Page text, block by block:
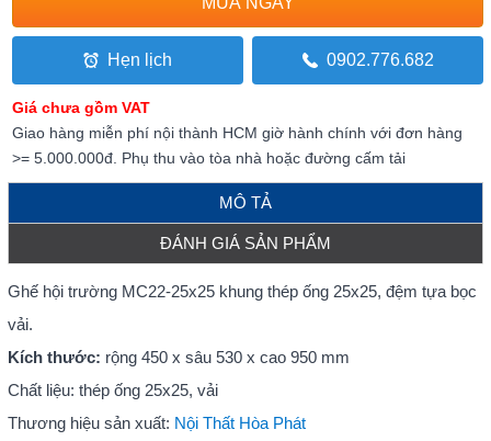
Hẹn lịch 0902.776.682
Giá chưa gồm VAT
Giao hàng miễn phí nội thành HCM giờ hành chính với đơn hàng
>= 5.000.000đ. Phụ thu vào tòa nhà hoặc đường cấm tải
MÔ TẢ
ĐÁNH GIÁ SẢN PHẨM
Ghế hội trường MC22-25x25 khung thép ống 25x25, đệm tựa bọc
vải.
Kích thước: rộng 450 x sâu 530 x cao 950 mm
Chất liệu: thép ống 25x25, vải
Thương hiệu sản xuất: Nội Thất Hòa Phát